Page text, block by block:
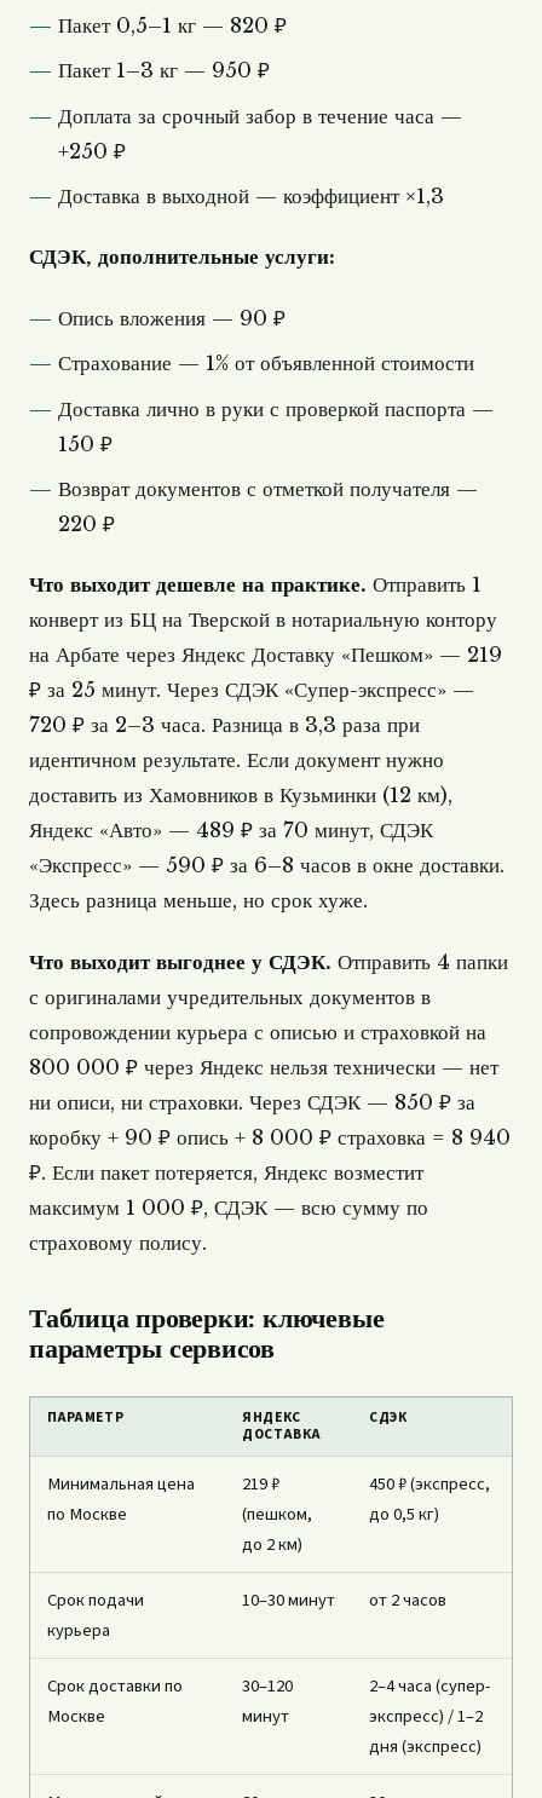
Пакет 0,5–1 кг — 820 ₽
Пакет 1–3 кг — 950 ₽
Доплата за срочный забор в течение часа —
+250 ₽
Доставка в выходной — коэффициент ×1,3
СДЭК, дополнительные услуги:
Опись вложения — 90 ₽
Страхование — 1% от объявленной стоимости
Доставка лично в руки с проверкой паспорта —
150 ₽
Возврат документов с отметкой получателя —
220 ₽
Что выходит дешевле на практике. Отправить 1
конверт из БЦ на Тверской в нотариальную контору
на Арбате через Яндекс Доставку «Пешком» — 219
₽ за 25 минут. Через СДЭК «Супер-экспресс» —
720 ₽ за 2–3 часа. Разница в 3,3 раза при
идентичном результате. Если документ нужно
доставить из Хамовников в Кузьминки (12 км),
Яндекс «Авто» — 489 ₽ за 70 минут, СДЭК
«Экспресс» — 590 ₽ за 6–8 часов в окне доставки.
Здесь разница меньше, но срок хуже.
Что выходит выгоднее у СДЭК. Отправить 4 папки
с оригиналами учредительных документов в
сопровождении курьера с описью и страховкой на
800 000 ₽ через Яндекс нельзя технически — нет
ни описи, ни страховки. Через СДЭК — 850 ₽ за
коробку + 90 ₽ опись + 8 000 ₽ страховка = 8 940
₽. Если пакет потеряется, Яндекс возместит
максимум 1 000 ₽, СДЭК — всю сумму по
страховому полису.
Таблица проверки: ключевые
параметры сервисов
ПАРАМЕТР
ЯНДЕКС
ДОСТАВКА
СДЭК
Минимальная цена
по Москве
219 ₽
(пешком,
до 2 км)
450 ₽ (экспресс,
до 0,5 кг)
Срок подачи
курьера
10–30 минут от 2 часов
Срок доставки по
Москве
30–120
минут
2–4 часа (супер-
экспресс) / 1–2
дня (экспресс)